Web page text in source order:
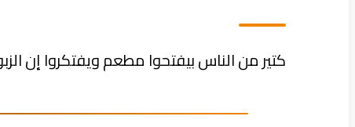
كتير من الناس بيفتحوا مطعم ويفتكروا إن